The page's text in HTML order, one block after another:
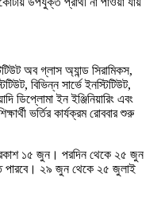
অব গ্লাস অ্যান্ড সিরামিকস,
বিভিন্ন সার্ভে ইনস্টিটিউট,
ডিপ্লোমা ইন ইঞ্জিনিয়ারিং এবং
ভর্তির কার্যক্রম রোববার শুরু
১৫ জুন। পরদিন থেকে ২৫ জুন
পারবে। ২৯ জুন থেকে ২৫ জুলাই